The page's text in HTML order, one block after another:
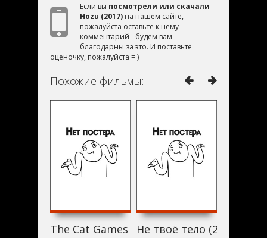
Если вы посмотрели или скачали
Hozu (2017) на нашем сайте,
пожалуйста оставьте к нему
комментарий - будем вам
благодарны за это. И поставьте
оценочку, пожалуйста = )
Похожие фильмы:
The Cat Games (2017)Не твоё тело (2017)